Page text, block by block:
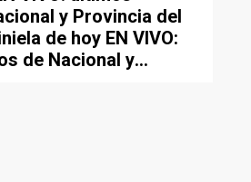
y Provincia del
de hoy EN VIVO:
de Nacional y